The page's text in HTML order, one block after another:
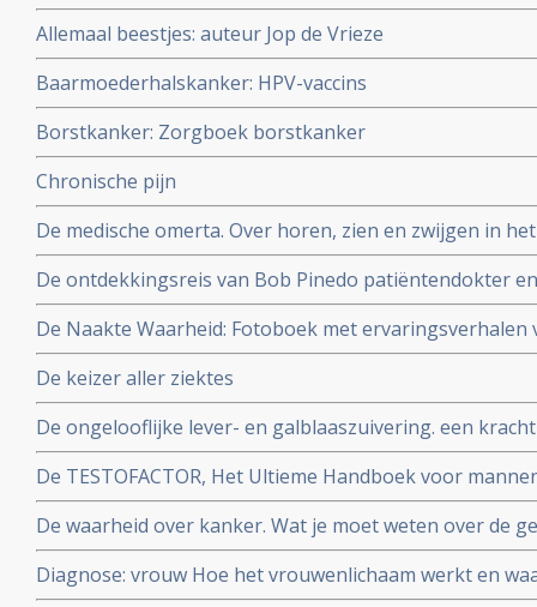
Allemaal beestjes: auteur Jop de Vrieze
Baarmoederhalskanker: HPV-vaccins
Borstkanker: Zorgboek borstkanker
Chronische pijn
De medische omerta. Over horen, zien en zwijgen in
Reekers, emeritus-hoogleraar in de
De ontdekkingsreis van Bob Pinedo patiëntendokter
De Naakte Waarheid: Fotoboek met
Auteurs: Alice Bakker & Lilian Schneider Fotografe
De keizer aller ziektes
De ongelooflijke lever- en galblaaszuivering. een
gezondheid en welzijn te optimaliseren. Auteur
De TESTOFACTOR, Het Ultieme Handboek voor
ir. Ralph Moorman
De waarheid over kanker. Wat je moet weten over de
behandeling en de preventie Auteur: Ty M. Bollinger
Diagnose: vrouw Hoe het vrouwenlichaam werkt en
Auteurs: WOMEN Inc.